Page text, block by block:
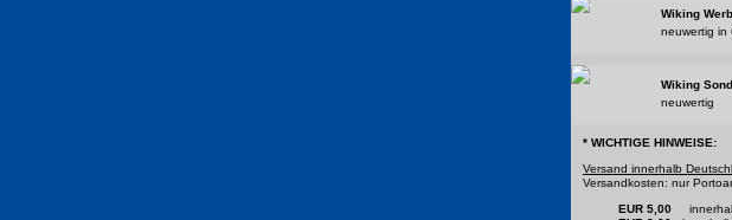
Wiking
neuwertig in
Wiking
neuwertig
* WICHTIGE HINWEISE:
Versand innerhalb
Versandkosten: nur
EUR 5,00